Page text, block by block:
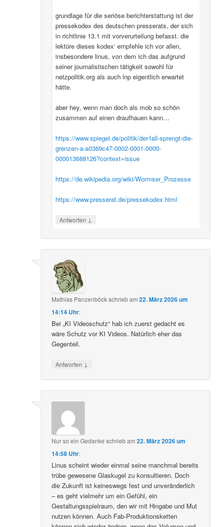
grundlage für die seriöse berichterstattung ist der
pressekodex des deutschen presserats, der sich
in richtlinie 13.1 mit vorverurteilung befasst. die
lektüre dieses kodex‘ empfehle ich vor allen,
insbesondere linus, von dem ich das aufgrund
seiner journalistischen tätigkeit sowohl für
netzpolitik.org als auch lnp eigentlich erwartet
hätte.
aber hey, wenn man doch als mob so schön
zusammen auf einen draufhauen kann…
https://www.spiegel.de/politik/der-fall-sprengt-die-
grenzen-a-a0369c47-0002-0001-0000-
000013688126?context=issue
https://de.wikipedia.org/wiki/Wormser_Prozesse
https://www.presserat.de/pressekodex.html
Antworten ↓
Mathias Panzenböckschriebam22. März 2026 um
14:14 Uhr:
Bei „KI Videoschutz“ hab ich zuerst gedacht es
wäre Schutz vor KI Videos. Natürlich eher das
Gegenteil.
Antworten ↓
Nur so ein Gedanke schriebam22. März 2026 um
14:58 Uhr:
Linus scheint wieder einmal seine manchmal bereits
trübe gewesene Glaskugel zu konsultieren. Doch
die Zukunft ist keineswegs fest und unveränderlich
– es geht vielmehr um ein Gefühl, ein
Gestaltungsspielraum, den wir mit Hingabe und Mut
nutzen können. Auch Fab-Produktionsketten